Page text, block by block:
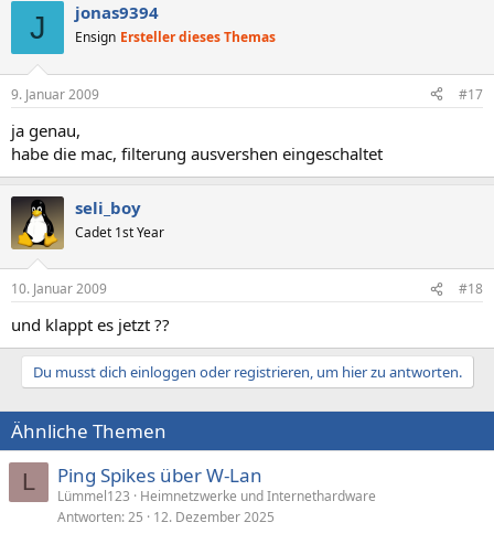
J jonas9394
Ensign Ersteller dieses Themas
9. Januar 2009 #17
ja genau,
habe die mac, filterung ausvershen eingeschaltet
seli_boy
Cadet 1st Year
10. Januar 2009 #18
und klappt es jetzt ??
Du musst dich einloggen oder registrieren, um hier zu antworten.
Ähnliche Themen
L Ping Spikes über W-Lan
Lümmel123
Heimnetzwerke und Internethardware
Antworten 25 12. Dezember 2025